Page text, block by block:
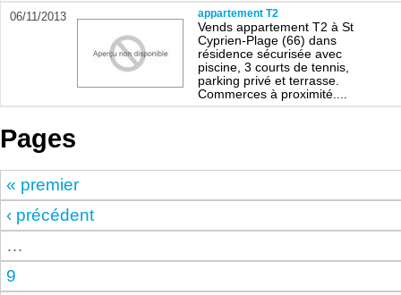
06/11/2013 appartement T2
Vends appartement T2 à St
Cyprien-Plage (66) dans
résidence sécurisée avec
piscine, 3 courts de tennis,
parking privé et terrasse.
Commerces à proximité....
Pages
« premier
‹ précédent
…
9